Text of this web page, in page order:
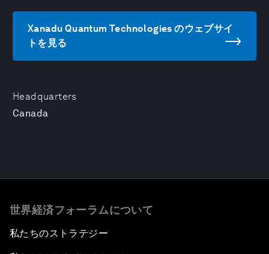
Headquarters
Canada
Xanadu Quantum Technologies のウェブサイ
トを見る
世界経済フォーラムについて
私たちのストラテジー